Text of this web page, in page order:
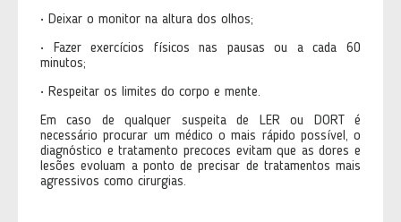
• Deixar o monitor na altura dos olhos;
• Fazer exercícios físicos nas pausas ou a cada 60
minutos;
• Respeitar os limites do corpo e mente.
Em caso de qualquer suspeita de LER ou DORT é
necessário procurar um médico o mais rápido possível, o
diagnóstico e tratamento precoces evitam que as dores e
lesões evoluam a ponto de precisar de tratamentos mais
agressivos como cirurgias.